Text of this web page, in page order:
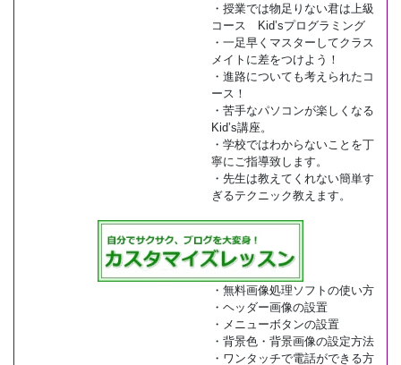
・授業では物足りない君は上級
コース Kid’sプログラミング
・一足早くマスターしてクラス
メイトに差をつけよう！
・進路についても考えられたコ
ース！
・苦手なパソコンが楽しくなる
Kid’s講座。
・学校ではわからないことを丁
寧にご指導致します。
・先生は教えてくれない簡単す
ぎるテクニック教えます。
・無料画像処理ソフトの使い方
・ヘッダー画像の設置
・メニューボタンの設置
・背景色・背景画像の設定方法
・ワンタッチで電話ができる方